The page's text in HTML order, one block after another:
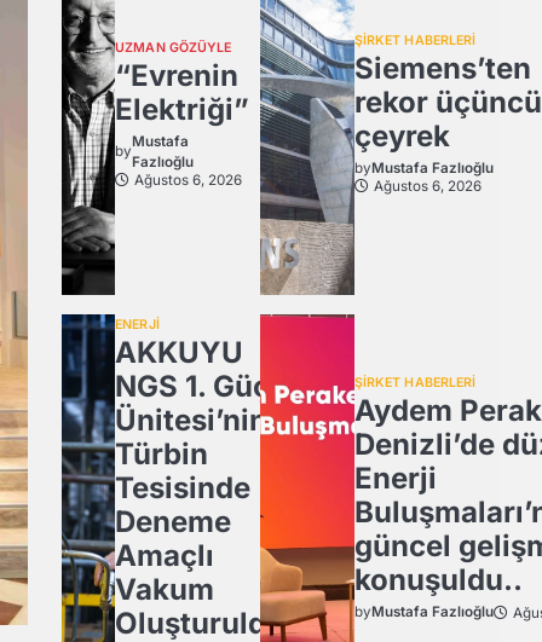
UZMAN GÖZÜYLE
“Evrenin
Elektriği”
by
Mustafa
Fazlıoğlu
Ağustos 6, 2026
ŞİRKET HABERLERİ
Siemens’ten
rekor üçüncü
çeyrek
byMustafa Fazlıoğlu
Ağustos 6, 2026
ENERJİ
AKKUYU
NGS 1. Güç
Ünitesi’nin
Türbin
Tesisinde
Deneme
Amaçlı
Vakum
Oluşturuldu.
ŞİRKET HABERLERİ
Aydem
Denizli’de
Enerji
güncel
konuşuldu..
byMustafa Fazlıoğlu